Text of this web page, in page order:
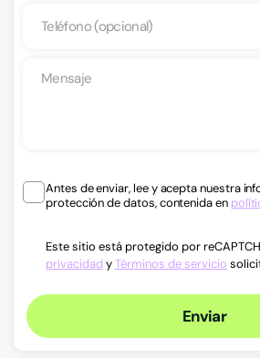
Antes de enviar, lee y acepta nuestra
protección de datos, contenida en
Este sitio está protegido por
privacidad yTérminos de servicio
Enviar